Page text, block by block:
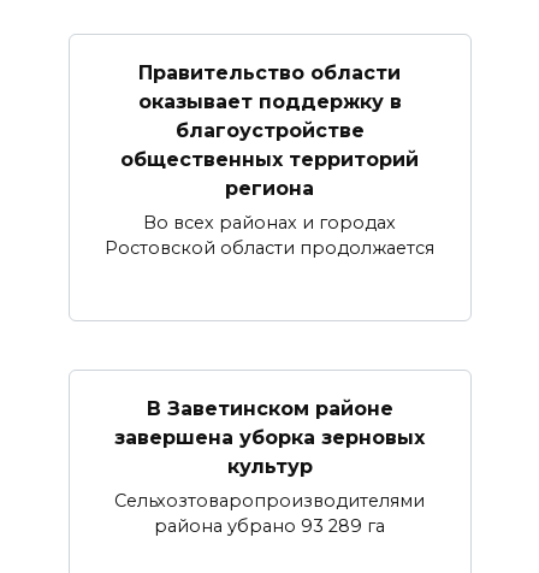
Правительство области
оказывает поддержку в
благоустройстве
общественных территорий
региона
Во всех районах и городах
Ростовской области продолжается
В Заветинском районе
завершена уборка зерновых
культур
Сельхозтоваропроизводителями
района убрано 93 289 га